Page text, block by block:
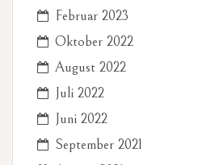
Februar 2023
Oktober 2022
August 2022
Juli 2022
Juni 2022
September 2021